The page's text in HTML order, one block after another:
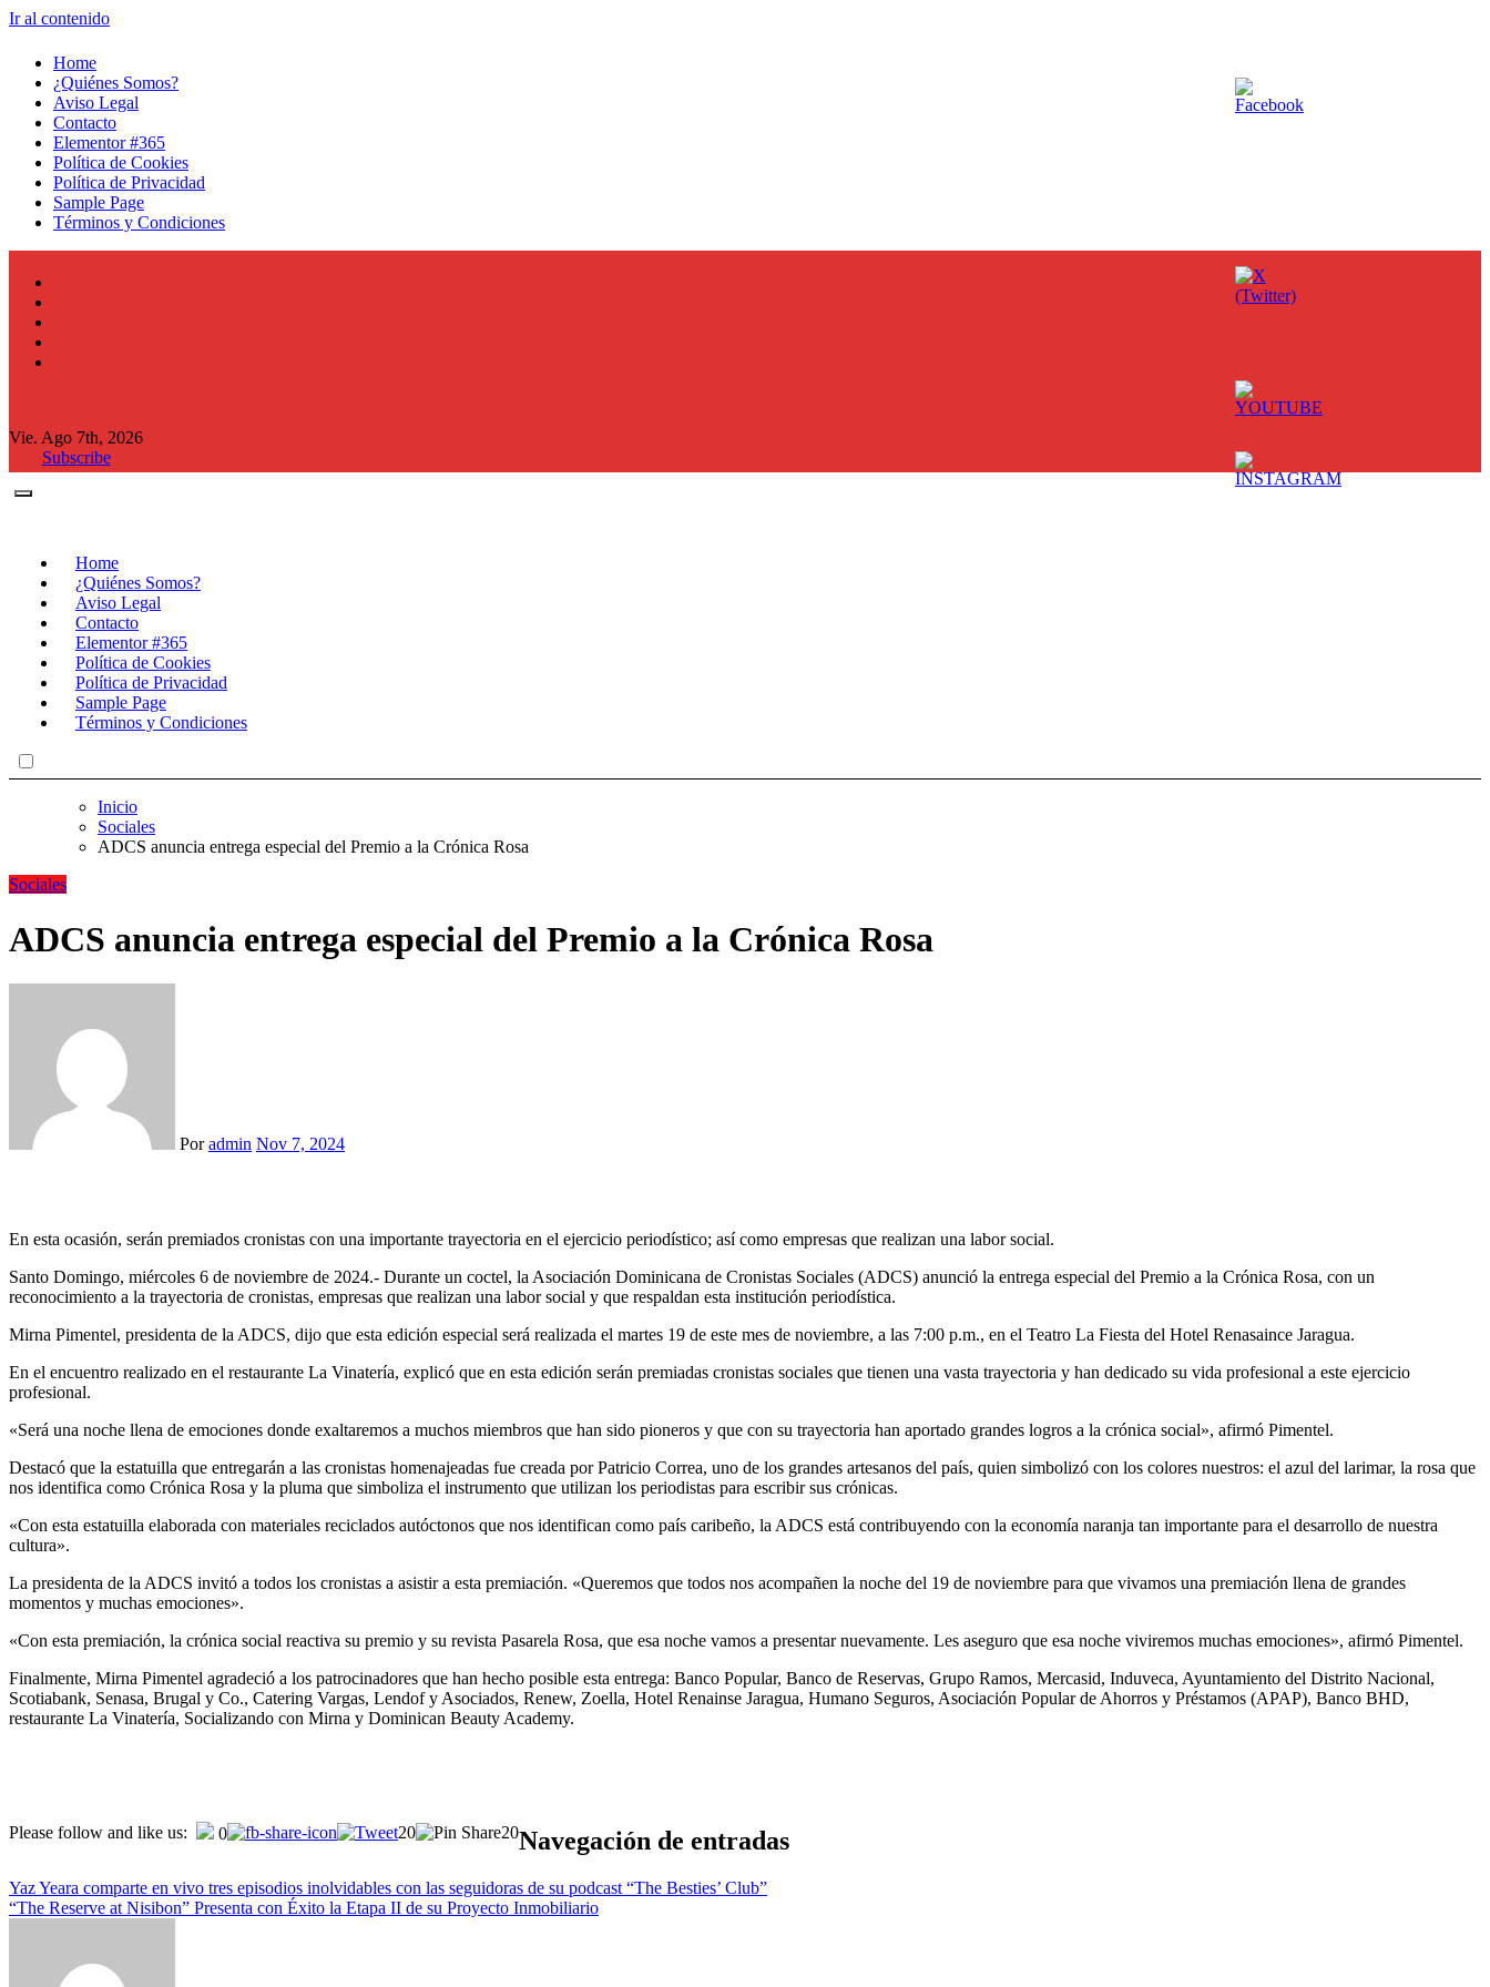
Ir al contenido
Home
¿Quiénes Somos?
Aviso Legal
Contacto
Elementor #365
Política de Cookies
Política de Privacidad
Sample Page
Términos y Condiciones
Vie. Ago 7th, 2026
Subscribe
Home
¿Quiénes Somos?
Aviso Legal
Contacto
Elementor #365
Política de Cookies
Política de Privacidad
Sample Page
Términos y Condiciones
Inicio
Sociales
ADCS anuncia entrega especial del Premio a la Crónica Rosa
Sociales
ADCS anuncia entrega especial del Premio a la Crónica Rosa
Poradmin Nov 7, 2024
En esta ocasión, serán premiados cronistas con una importante trayectoria en el ejercicio periodístico; así como empresas que realizan una labor social.
Santo Domingo, miércoles 6 de noviembre de 2024.- Durante un coctel, la Asociación Dominicana de Cronistas Sociales (ADCS) anunció la entrega especial del Premio a la Crónica Rosa, con un
reconocimiento a la trayectoria de cronistas, empresas que realizan una labor social y que respaldan esta institución periodística.
Mirna Pimentel, presidenta de la ADCS, dijo que esta edición especial será realizada el martes 19 de este mes de noviembre, a las 7:00 p.m., en el Teatro La Fiesta del Hotel Renasaince Jaragua.
En el encuentro realizado en el restaurante La Vinatería, explicó que en esta edición serán premiadas cronistas sociales que tienen una vasta trayectoria y han dedicado su vida profesional a este ejercicio
profesional.
«Será una noche llena de emociones donde exaltaremos a muchos miembros que han sido pioneros y que con su trayectoria han aportado grandes logros a la crónica social», afirmó Pimentel.
Destacó que la estatuilla que entregarán a las cronistas homenajeadas fue creada por Patricio Correa, uno de los grandes artesanos del país, quien simbolizó con los colores nuestros: el azul del larimar, la rosa que
nos identifica como Crónica Rosa y la pluma que simboliza el instrumento que utilizan los periodistas para escribir sus crónicas.
«Con esta estatuilla elaborada con materiales reciclados autóctonos que nos identifican como país caribeño, la ADCS está contribuyendo con la economía naranja tan importante para el desarrollo de nuestra
cultura».
La presidenta de la ADCS invitó a todos los cronistas a asistir a esta premiación. «Queremos que todos nos acompañen la noche del 19 de noviembre para que vivamos una premiación llena de grandes
momentos y muchas emociones».
«Con esta premiación, la crónica social reactiva su premio y su revista Pasarela Rosa, que esa noche vamos a presentar nuevamente. Les aseguro que esa noche viviremos muchas emociones», afirmó Pimentel.
Finalmente, Mirna Pimentel agradeció a los patrocinadores que han hecho posible esta entrega: Banco Popular, Banco de Reservas, Grupo Ramos, Mercasid, Induveca, Ayuntamiento del Distrito Nacional,
Scotiabank, Senasa, Brugal y Co., Catering Vargas, Lendof y Asociados, Renew, Zoella, Hotel Renainse Jaragua, Humano Seguros, Asociación Popular de Ahorros y Préstamos (APAP), Banco BHD,
restaurante La Vinatería, Socializando con Mirna y Dominican Beauty Academy.
Please follow and like us: 0 20 20Navegación de entradas
Yaz Yeara comparte en vivo tres episodios inolvidables con las seguidoras de su podcast “The Besties’ Club”
“The Reserve at Nisibon” Presenta con Éxito la Etapa II de su Proyecto Inmobiliario